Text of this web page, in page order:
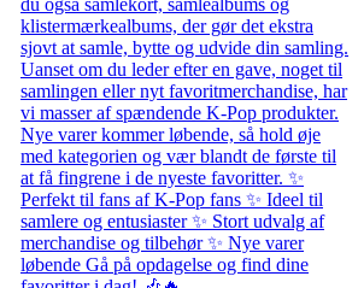
klistermærkealbums, der gør det ekstra
sjovt at samle, bytte og udvide din samling.
Uanset om du leder efter en gave, noget til
samlingen eller nyt favoritmerchandise, har
vi masser af spændende K-Pop produkter.
Nye varer kommer løbende, så hold øje
med kategorien og vær blandt de første til
at få fingrene i de nyeste favoritter. ✨
Perfekt til fans af K-Pop fans ✨ Ideel til
samlere og entusiaster ✨ Stort udvalg af
merchandise og tilbehør ✨ Nye varer
løbende Gå på opdagelse og find dine